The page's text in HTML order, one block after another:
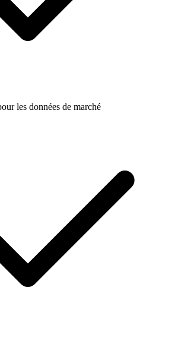
les données de marché